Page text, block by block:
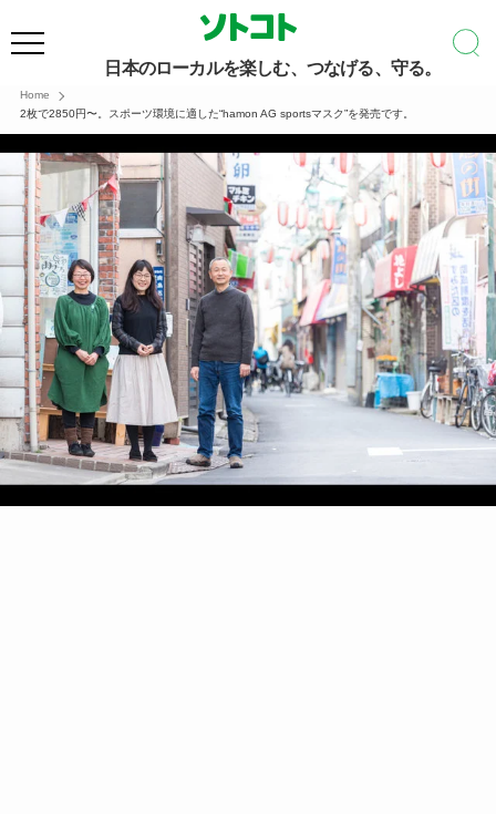
日本のローカルを楽しむ、つなげる、守る。
Home
2枚で2850円〜。スポーツ環境に適した“hamon AG sportsマスク”を発売です。